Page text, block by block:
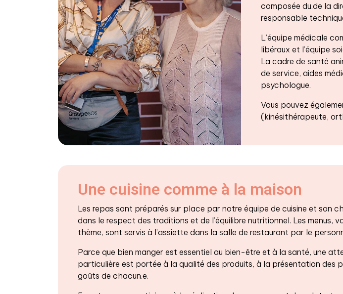
composée du.de la
responsable
L’équipe médicale
libéraux et l’équipe
La cadre de santé
de service, aides
psychologue.
Vous pouvez
(kinésithérapeute,
Une cuisine comme à la maison
Les repas sont préparés sur place par notre équipe de cuisine et son
dans le respect des traditions et de l’équilibre nutritionnel. Les menus,
thème, sont servis à l’assiette dans la salle de restaurant par le
Parce que bien manger est essentiel au bien-être et à la santé, une
particulière est portée à la qualité des produits, à la présentation des
goûts de chacun.e.